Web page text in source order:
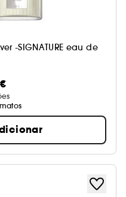
eau de